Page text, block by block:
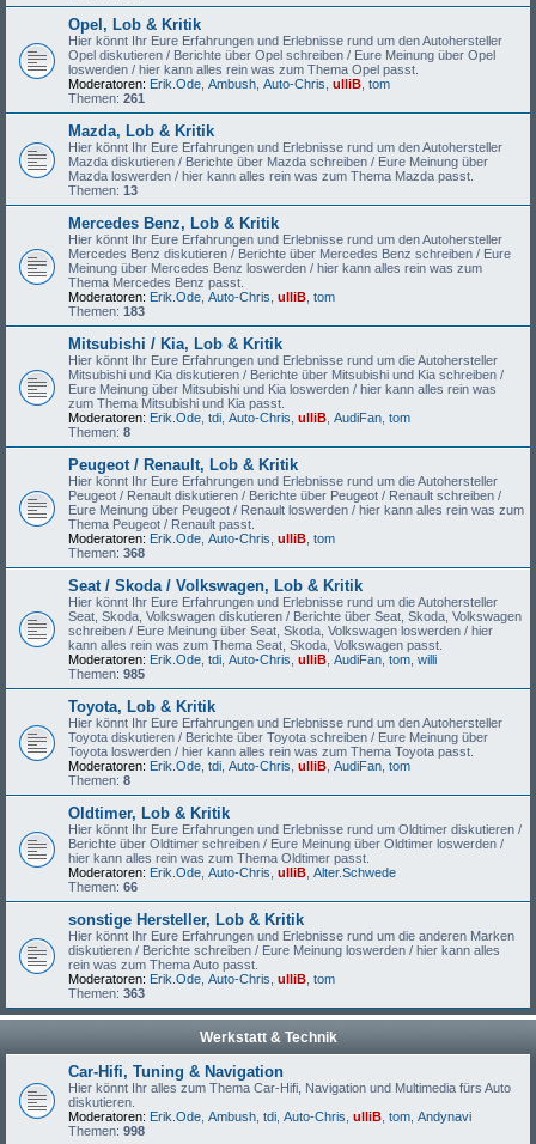
Opel, Lob & Kritik
Hier könnt Ihr Eure Erfahrungen und Erlebnisse rund um den Autohersteller
Opel diskutieren / Berichte über Opel schreiben / Eure Meinung über Opel
loswerden / hier kann alles rein was zum Thema Opel passt.
Moderatoren: Erik.Ode Ambush Auto-Chris ulliB tom
Themen: 261
Mazda, Lob & Kritik
Hier könnt Ihr Eure Erfahrungen und Erlebnisse rund um den Autohersteller
Mazda diskutieren / Berichte über Mazda schreiben / Eure Meinung über
Mazda loswerden / hier kann alles rein was zum Thema Mazda passt.
Themen: 13
Mercedes Benz, Lob & Kritik
Hier könnt Ihr Eure Erfahrungen und Erlebnisse rund um den Autohersteller
Mercedes Benz diskutieren / Berichte über Mercedes Benz schreiben / Eure
Meinung über Mercedes Benz loswerden / hier kann alles rein was zum
Thema Mercedes Benz passt.
Moderatoren: Erik.Ode Auto-Chris ulliB tom
Themen: 183
Mitsubishi / Kia, Lob & Kritik
Hier könnt Ihr Eure Erfahrungen und Erlebnisse rund um die Autohersteller
Mitsubishi und Kia diskutieren / Berichte über Mitsubishi und Kia schreiben /
Eure Meinung über Mitsubishi und Kia loswerden / hier kann alles rein was
zum Thema Mitsubishi und Kia passt.
Moderatoren: Erik.Ode tdi Auto-Chris ulliB AudiFan tom
Themen: 8
Peugeot / Renault, Lob & Kritik
Hier könnt Ihr Eure Erfahrungen und Erlebnisse rund um die Autohersteller
Peugeot / Renault diskutieren / Berichte über Peugeot / Renault schreiben /
Eure Meinung über Peugeot / Renault loswerden / hier kann alles rein was zum
Thema Peugeot / Renault passt.
Moderatoren: Erik.Ode Auto-Chris ulliB tom
Themen: 368
Seat / Skoda / Volkswagen, Lob & Kritik
Hier könnt Ihr Eure Erfahrungen und Erlebnisse rund um die Autohersteller
Seat, Skoda, Volkswagen diskutieren / Berichte über Seat, Skoda, Volkswagen
schreiben / Eure Meinung über Seat, Skoda, Volkswagen loswerden / hier
kann alles rein was zum Thema Seat, Skoda, Volkswagen passt.
Moderatoren: Erik.Ode tdi Auto-Chris ulliB AudiFan tom willi
Themen: 985
Toyota, Lob & Kritik
Hier könnt Ihr Eure Erfahrungen und Erlebnisse rund um den Autohersteller
Toyota diskutieren / Berichte über Toyota schreiben / Eure Meinung über
Toyota loswerden / hier kann alles rein was zum Thema Toyota passt.
Moderatoren: Erik.Ode tdi Auto-Chris ulliB AudiFan tom
Themen: 8
Oldtimer, Lob & Kritik
Hier könnt Ihr Eure Erfahrungen und Erlebnisse rund um Oldtimer diskutieren /
Berichte über Oldtimer schreiben / Eure Meinung über Oldtimer loswerden /
hier kann alles rein was zum Thema Oldtimer passt.
Moderatoren: Erik.Ode Auto-Chris ulliB Alter.Schwede
Themen: 66
sonstige Hersteller, Lob & Kritik
Hier könnt Ihr Eure Erfahrungen und Erlebnisse rund um die anderen Marken
diskutieren / Berichte schreiben / Eure Meinung loswerden / hier kann alles
rein was zum Thema Auto passt.
Moderatoren: Erik.Ode Auto-Chris ulliB tom
Themen: 363
Werkstatt & Technik
Car-Hifi, Tuning & Navigation
Hier könnt Ihr alles zum Thema Car-Hifi, Navigation und Multimedia fürs Auto
diskutieren.
Moderatoren: Erik.Ode Ambush tdi Auto-Chris ulliB tom Andynavi
Themen: 998